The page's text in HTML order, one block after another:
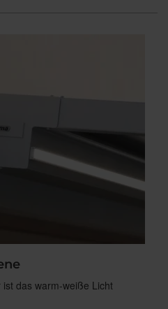
das warm-weiße Licht